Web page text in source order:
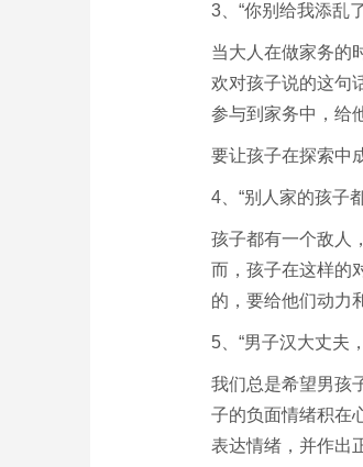
3、“你别给我添乱
当大人在做家务的
欢对孩子说的这句
参与到家务中，给
要让孩子在探索中
4、“别人家的孩子
孩子都有一个敌人
而，孩子在这样的
的，要给他们动力
5、“男子汉大丈夫
我们总是希望男孩
子的负面情绪积在
表达情绪，并作出